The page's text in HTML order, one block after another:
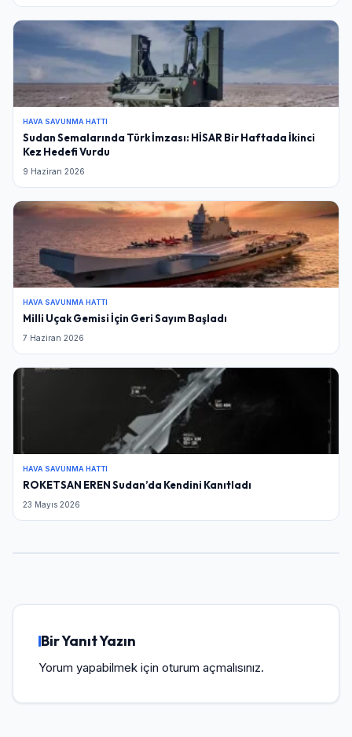
HAVA SAVUNMA HATTI
Sudan Semalarında Türk İmzası: HİSAR Bir Haftada İkinci
Kez Hedefi Vurdu
9 Haziran 2026
HAVA SAVUNMA HATTI
Milli Uçak Gemisi İçin Geri Sayım Başladı
7 Haziran 2026
HAVA SAVUNMA HATTI
ROKETSAN EREN Sudan’da Kendini Kanıtladı
23 Mayıs 2026
Bir Yanıt Yazın
Yorum yapabilmek için oturum açmalısınız.